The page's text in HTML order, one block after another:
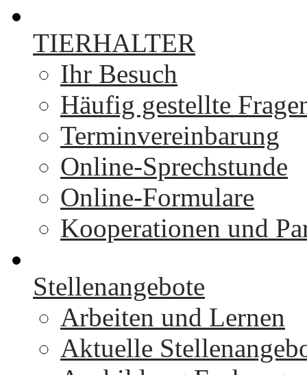
TIERHALTER
Ihr Besuch
Häufig gestellte
Terminvereinbarung
Online-Sprechstunde
Online-Formulare
Kooperationen und
Stellenangebote
Arbeiten und Lernen
Aktuelle